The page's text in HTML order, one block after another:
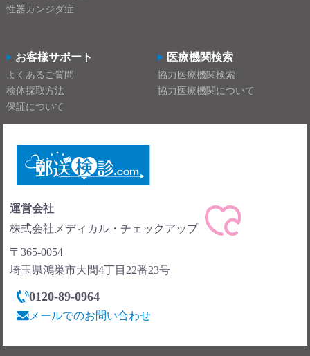
性器カンジダ症
お客様サポート
よくあるご質問
検体採取方法
保証について
医療機関検索
協力医療機関検索
協力医療機関について
運営会社
株式会社メディカル・チェックアップ
〒365-0054
埼玉県鴻巣市大間4丁目22番23号
0120-89-0964
メールでのお問い合わせ